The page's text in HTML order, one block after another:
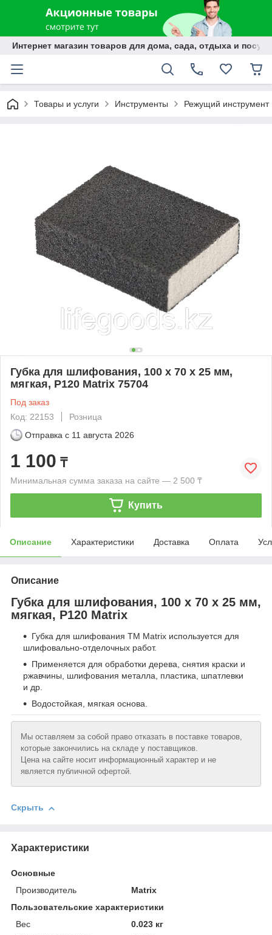
Интернет магазин товаров для дома, сада, отдыха и
Товары и услуги Инструменты Режущий инструмент
Губка для шлифования, 100 х 70 х 25 мм,
мягкая, P120 Matrix 75704
Под заказ
Код: 22153
Розница
Отправка с 11 августа 2026
1 100 ₸
Минимальная сумма заказа на сайте — 2 500 ₸
Купить
Описание Характеристики Доставка Оплата
Описание
Губка для шлифования, 100 х 70 х 25 мм,
мягкая, P120 Matrix
Губка для шлифования TM Matrix используется для
шлифовально-отделочных работ.
Применяется для обработки дерева, снятия краски и
ржавчины, шлифования металла, пластика, шпатлевки
и др.
Водостойкая, мягкая основа.
Мы оставляем за собой право отказать в поставке товаров,
которые закончились на складе у поставщиков.
Цена на сайте носит информационный характер и не
является публичной офертой.
Скрыть
Характеристики
Основные
Производитель
Matrix
Пользовательские характеристики
Вeс
0.023 кг